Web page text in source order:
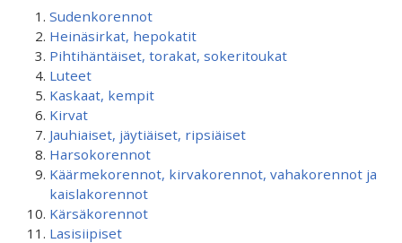
Sudenkorennot
Heinäsirkat, hepokatit
Pihtihäntäiset, torakat, sokeritoukat
Luteet
Kaskaat, kempit
Kirvat
Jauhiaiset, jäytiäiset, ripsiäiset
Harsokorennot
Käärmekorennot, kirvakorennot, vahakorennot ja
kaislakorennot
Kärsäkorennot
Lasisiipiset